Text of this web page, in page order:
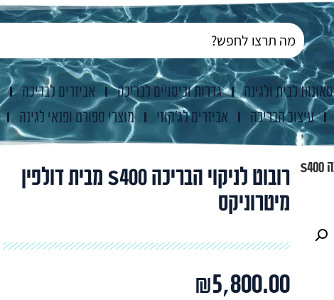
סאונות לבית ולגינה גדרות וכיסויים לבריכה אביזרים לבריכה
עיצוב הבריכה אביזרים לג'קוזי מוצרי ספורט ופנאי לגינה
רובוט לניקוי הבריכה S400
רובוט לניקוי הבריכה S400 מבית דולפין
מיטרוניקס
₪5,800.00